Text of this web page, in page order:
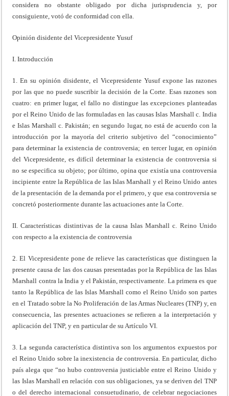
considera no obstante obligado por dicha jurisprudencia y, por
consiguiente, votó de conformidad con ella.
Opinión disidente del Vicepresidente Yusuf
I. Introducción
1. En su opinión disidente, el Vicepresidente Yusuf expone las razones
por las que no puede suscribir la decisión de la Corte. Esas razones son
cuatro: en primer lugar, el fallo no distingue las excepciones planteadas
por el Reino Unido de las formuladas en las causas Islas Marshall c. India
e Islas Marshall c. Pakistán; en segundo lugar, no está de acuerdo con la
introducción por la mayoría del criterio subjetivo del “conocimiento”
para determinar la existencia de controversia; en tercer lugar, en opinión
del Vicepresidente, es difícil determinar la existencia de controversia si
no se especifica su objeto; por último, opina que existía una controversia
incipiente entre la República de las Islas Marshall y el Reino Unido antes
de la presentación de la demanda por el primero, y que esa controversia se
concretó posteriormente durante las actuaciones ante la Corte.
II. Características distintivas de la causa Islas Marshall c. Reino Unido
con respecto a la existencia de controversia
2. El Vicepresidente pone de relieve las características que distinguen la
presente causa de las dos causas presentadas por la República de las Islas
Marshall contra la India y el Pakistán, respectivamente. La primera es que
tanto la República de las Islas Marshall como el Reino Unido son partes
en el Tratado sobre la No Proliferación de las Armas Nucleares (TNP) y, en
consecuencia, las presentes actuaciones se refieren a la interpretación y
aplicación del TNP, y en particular de su Artículo VI.
3. La segunda característica distintiva son los argumentos expuestos por
el Reino Unido sobre la inexistencia de controversia. En particular, dicho
país alega que “no hubo controversia justiciable entre el Reino Unido y
las Islas Marshall en relación con sus obligaciones, ya se deriven del TNP
o del derecho internacional consuetudinario, de celebrar negociaciones